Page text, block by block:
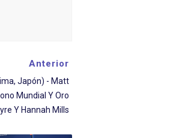
Anterior
Japón) - Matt
Mundial Y Oro
Y Hannah Mills